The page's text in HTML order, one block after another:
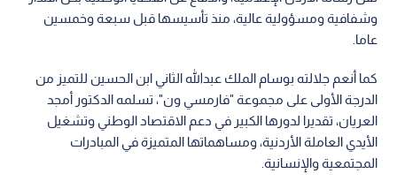
وشفافية ومسؤولية عالية، منذ تأسيسها قبل سبعة وخمسين
عاما.
كما أنعم جلالته بوسام الملك عبدالله الثاني ابن الحسين للتميز من
الدرجة الأولى على مجموعة "فارمسي ون"، تسلمه الدكتور أمجد
العريان، تقديرا لدورها الكبير في دعم الاقتصاد الوطني وتشغيل
الأيدي العاملة الأردنية، ومساهماتها المتميزة في المبادرات
المجتمعية والإنسانية.